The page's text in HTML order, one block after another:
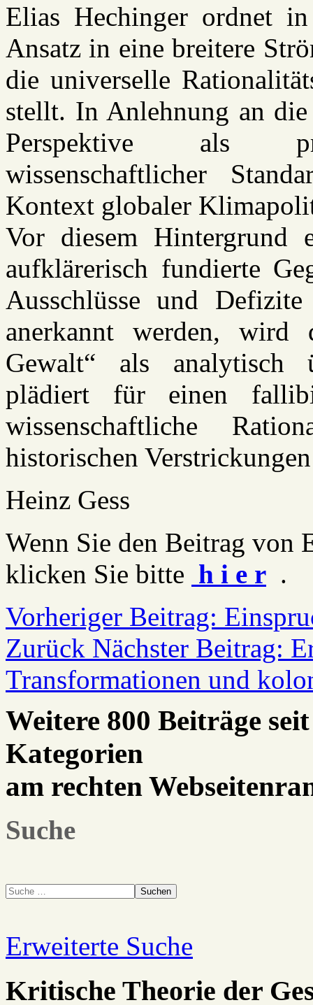
Elias Hechinger ordnet in
Ansatz in eine breitere
die universelle
stellt. In Anlehnung an
Perspektive als
wissenschaftlicher
Kontext globaler
Vor diesem Hintergrund
aufklärerisch fundierte
Ausschlüsse und
anerkannt werden, wird
Gewalt“ als analytisch
plädiert für einen
wissenschaftliche
historischen
Heinz Gess
Wenn Sie den Beitrag von
klicken Sie bitte h i e r .
Vorheriger Beitrag:
Zurück Nächster Beitrag:
Transformationen und
Weitere 800 Beiträge
Kategorien
am rechten
Suche
Suchen
Erweiterte Suche
Kritische Theorie der